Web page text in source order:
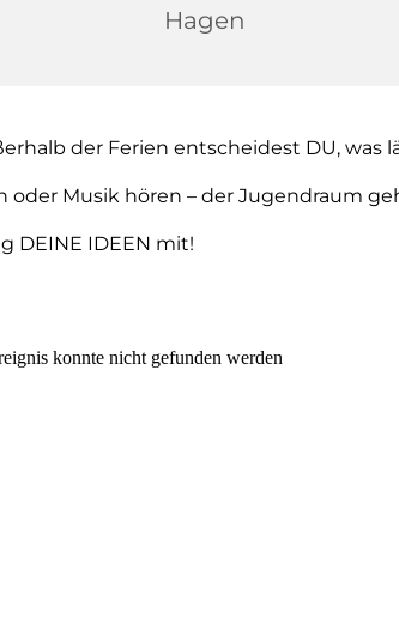
Hagen
der Ferien entscheidest DU, was
oder Musik hören – der Jugendraum
DEINE IDEEN mit!